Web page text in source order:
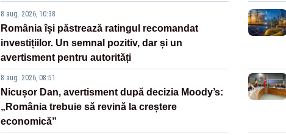
8 aug. 2026, 10:38
România își păstrează ratingul recomandat
investițiilor. Un semnal pozitiv, dar și un
avertisment pentru autorități
8 aug. 2026, 08:51
Nicușor Dan, avertisment după decizia Moody’s:
„România trebuie să revină la creștere
economică”